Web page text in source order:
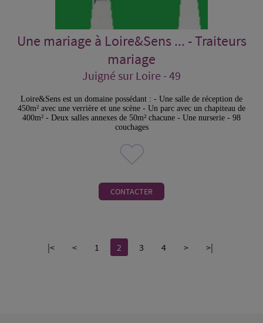
Une mariage à Loire&Sens ... - Traiteurs
mariage
Juigné sur Loire - 49
Loire&Sens est un domaine possédant : - Une salle de réception de
450m² avec une verrière et une scène - Un parc avec un chapiteau de
400m² - Deux salles annexes de 50m² chacune - Une nurserie - 98
couchages
CONTACTER
|< < 1 2 3 4 > >|